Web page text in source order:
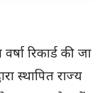
रिकार्ड की जा
स्थापित राज्य